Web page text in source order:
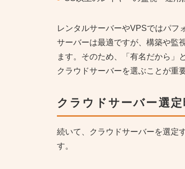
レンタルサーバーやVPSではパフ
サーバーは最適ですが、構築や監
ます。そのため、「有名だから」
クラウドサーバーを選ぶことが重
クラウドサーバー選
続いて、クラウドサーバーを選定
す。